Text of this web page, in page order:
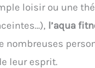
loisir ou une
l’aqua
leur esprit.